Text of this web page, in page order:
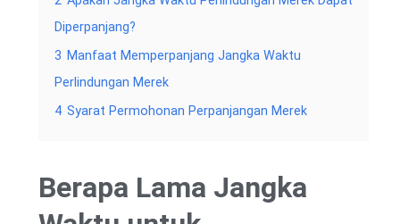
Diperpanjang?
3 Manfaat Memperpanjang Jangka Waktu
Perlindungan Merek
4 Syarat Permohonan Perpanjangan Merek
Berapa Lama Jangka